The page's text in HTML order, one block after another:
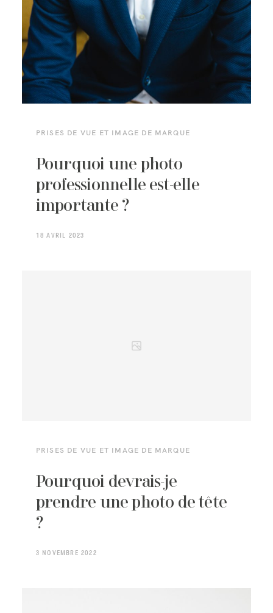
PRISES DE VUE ET IMAGE DE MARQUE
Pourquoi une photo
professionnelle est-elle
importante ?
18 AVRIL 2023
PRISES DE VUE ET IMAGE DE MARQUE
Pourquoi devrais-je
prendre une photo de tête
?
3 NOVEMBRE 2022